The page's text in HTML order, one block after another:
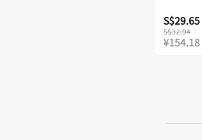
S$29.65
S$32.94
¥154.18